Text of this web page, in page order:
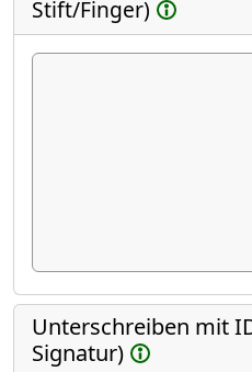
Stift/Finger)
Unterschreiben mit
Signatur)